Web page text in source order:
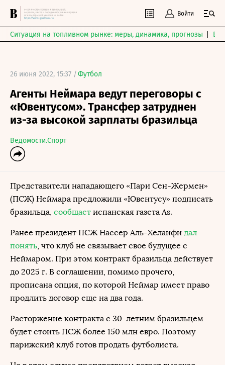
Войти
Ситуация на топливном рынке: меры, динамика, прогнозы
26 июня 2022, 15:37 /Футбол
Агенты Неймара ведут переговоры с
«Ювентусом». Трансфер затруднен
из-за высокой зарплаты бразильца
Ведомости.Спорт
Представители нападающего «Пари Сен-Жермен»
(ПСЖ) Неймара предложили «Ювентусу» подписать
бразильца, сообщает испанская газета As.
Ранее президент ПСЖ Нассер Аль-Хелаифи дал
понять, что клуб не связывает свое будущее с
Неймаром. При этом контракт бразильца действует
до 2025 г. В соглашении, помимо прочего,
прописана опция, по которой Неймар имеет право
продлить договор еще на два года.
Расторжение контракта с 30-летним бразильцем
будет стоить ПСЖ более 150 млн евро. Поэтому
парижский клуб готов продать футболиста.